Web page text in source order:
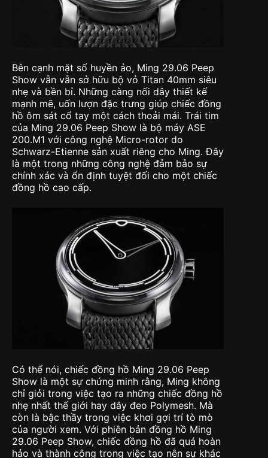
Bên cạnh mặt số huyền ảo, Ming 29.06 Peep
Show vẫn vẫn sở hữu bộ vỏ Titan 40mm siêu
nhẹ và bền bỉ. Những càng nối dây thiết kế
mạnh mẽ, uốn lượn đặc trưng giúp chiếc đồng
hồ ôm sát cổ tay một cách thoải mái. Trái tim
của Ming 29.06 Peep Show là bộ máy ASE
200.M1 với công nghệ Micro-rotor do
Schwarz-Etienne sản xuất riêng cho Ming. Đây
là một trong những công nghệ đảm bảo sự
chính xác và ổn định tuyệt đối cho một chiếc
đồng hồ cao cấp.
Có thể nói, chiếc đồng hồ Ming 29.06 Peep
Show là một sự chứng minh rằng, Ming không
chỉ giỏi trong việc tạo ra những chiếc đồng hồ
nhẹ nhất thế giới hay dây đeo Polymesh. Mà
còn là bậc thầy trong việc khơi gợi trí tò mò
của người xem. Với phiên bản đồng hồ Ming
29.06 Peep Show, chiếc đồng hồ đã quá hoàn
hảo và thành công trong việc tạo nên sự khác